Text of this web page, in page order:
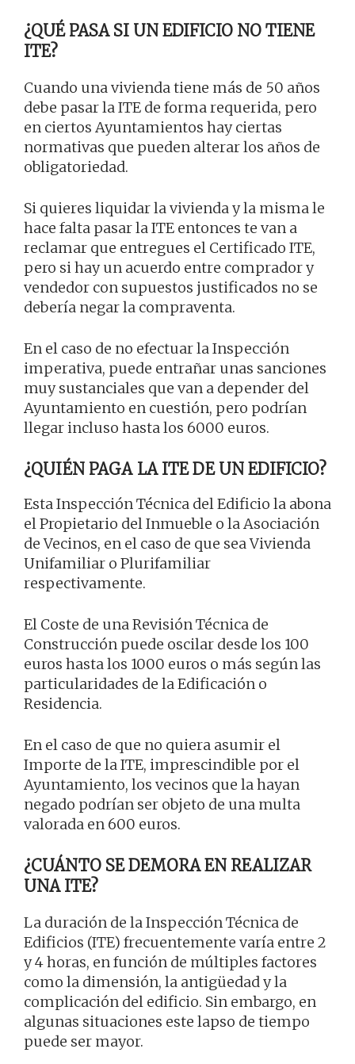
¿QUÉ PASA SI UN EDIFICIO NO TIENE
ITE?
Cuando una vivienda tiene más de 50 años
debe pasar la ITE de forma requerida, pero
en ciertos Ayuntamientos hay ciertas
normativas que pueden alterar los años de
obligatoriedad.
Si quieres liquidar la vivienda y la misma le
hace falta pasar la ITE entonces te van a
reclamar que entregues el Certificado ITE,
pero si hay un acuerdo entre comprador y
vendedor con supuestos justificados no se
debería negar la compraventa.
En el caso de no efectuar la Inspección
imperativa, puede entrañar unas sanciones
muy sustanciales que van a depender del
Ayuntamiento en cuestión, pero podrían
llegar incluso hasta los 6000 euros.
¿QUIÉN PAGA LA ITE DE UN EDIFICIO?
Esta Inspección Técnica del Edificio la abona
el Propietario del Inmueble o la Asociación
de Vecinos, en el caso de que sea Vivienda
Unifamiliar o Plurifamiliar
respectivamente.
El Coste de una Revisión Técnica de
Construcción puede oscilar desde los 100
euros hasta los 1000 euros o más según las
particularidades de la Edificación o
Residencia.
En el caso de que no quiera asumir el
Importe de la ITE, imprescindible por el
Ayuntamiento, los vecinos que la hayan
negado podrían ser objeto de una multa
valorada en 600 euros.
¿CUÁNTO SE DEMORA EN REALIZAR
UNA ITE?
La duración de la Inspección Técnica de
Edificios (ITE) frecuentemente varía entre 2
y 4 horas, en función de múltiples factores
como la dimensión, la antigüedad y la
complicación del edificio. Sin embargo, en
algunas situaciones este lapso de tiempo
puede ser mayor.